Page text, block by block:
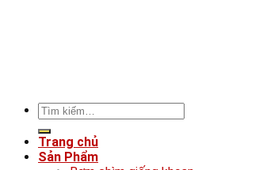
Tìm
Trang chủ
Sản Phẩm